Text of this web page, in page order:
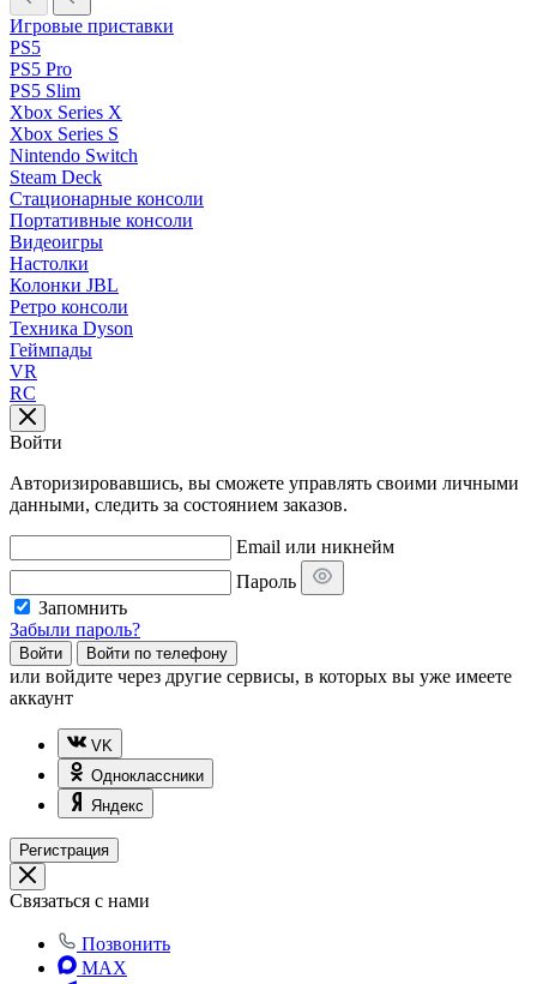
Игровые приставки
PS5
PS5 Pro
PS5 Slim
Xbox Series X
Xbox Series S
Nintendo Switch
Steam Deck
Стационарные консоли
Портативные консоли
Видеоигры
Настолки
Колонки JBL
Ретро консоли
Техника Dyson
Геймпады
VR
RC
Войти
Авторизировавшись, вы сможете управлять своими личными
данными, следить за состоянием заказов.
Email или никнейм
Пароль
Запомнить
Забыли пароль?
Войти Войти по телефону
или войдите через другие сервисы, в которых вы уже имеете
аккаунт
VK
Одноклассники
Яндекс
Регистрация
Связаться с нами
Позвонить
MAX